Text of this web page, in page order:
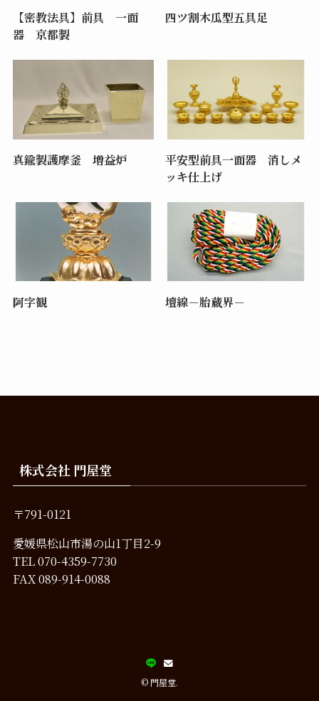
【密教法具】前具 一面
器 京都製
四ツ割木瓜型五具足
真鍮製護摩釜 増益炉
平安型前具一面器 消しメ
ッキ仕上げ
阿字観 壇線－胎蔵界－
株式会社 門屋堂
〒791-0121
愛媛県松山市湯の山1丁目2-9
TEL070-4359-7730
FAX 089-914-0088
© 門屋堂.